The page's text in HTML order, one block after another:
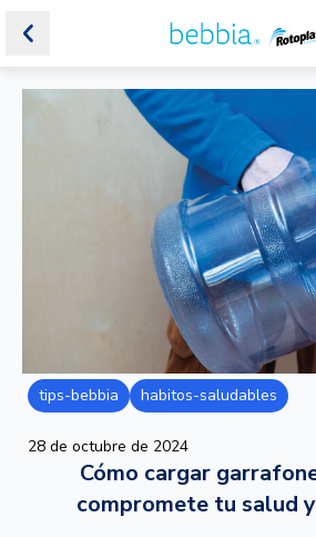
tips-bebbia habitos-saludables
28 de octubre de 2024
Cómo cargar
compromete tu salud